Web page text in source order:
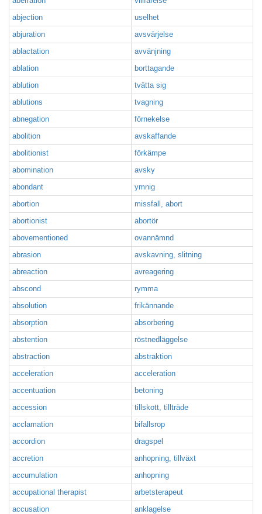
abjection
uselhet
abjuration
avsvärjelse
ablactation
avvänjning
ablation
borttagande
ablution
tvätta sig
ablutions
tvagning
abnegation
förnekelse
abolition
avskaffande
abolitionist
förkämpe
abomination
avsky
abondant
ymnig
abortion
missfall, abort
abortionist
abortör
abovementioned
ovannämnd
abrasion
avskavning, slitning
abreaction
avreagering
abscond
rymma
absolution
frikännande
absorption
absorbering
abstention
röstnedläggelse
abstraction
abstraktion
acceleration
acceleration
accentuation
betoning
accession
tillskott, tillträde
acclamation
bifallsrop
accordion
dragspel
accretion
anhopning, tillväxt
accumulation
anhopning
accupational therapist
arbetsterapeut
accusation
anklagelse